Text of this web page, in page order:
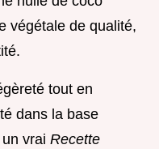
végétale de qualité,
tout en
dans la base
vrai Recette